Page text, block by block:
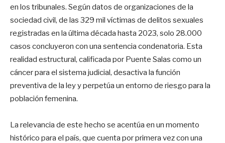
en los tribunales. Según datos de organizaciones de la
sociedad civil, de las 329 mil víctimas de delitos sexuales
registradas en la última década hasta 2023, solo 28.000
casos concluyeron con una sentencia condenatoria. Esta
realidad estructural, calificada por Puente Salas como un
cáncer para el sistema judicial, desactiva la función
preventiva de la ley y perpetúa un entorno de riesgo para la
población femenina.
La relevancia de este hecho se acentúa en un momento
histórico para el país, que cuenta por primera vez con una